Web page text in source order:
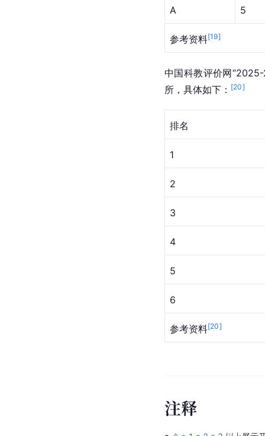
A 5
参考资料[19]
中国科教评价网
所，具体如下： [20]
排名
1
2
3
4
5
6
参考资料[20]
注释